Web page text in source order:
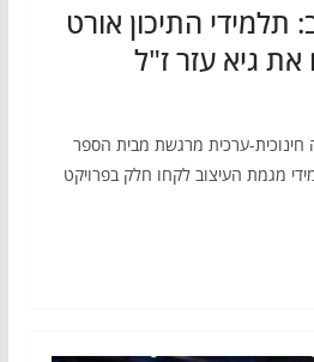
התיכון אורט
את גיא עזר ז"ל
חינוכית-ערכית מרגשת מבית הספר
מגמת העיצוב לקחו חלק בפרויקט